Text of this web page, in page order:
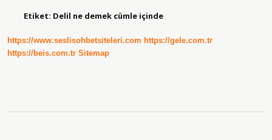
Etiket: Delil ne demek cümle içinde
https://www.seslisohbetsiteleri.com https://gele.com.tr
https://beis.com.tr Sitemap